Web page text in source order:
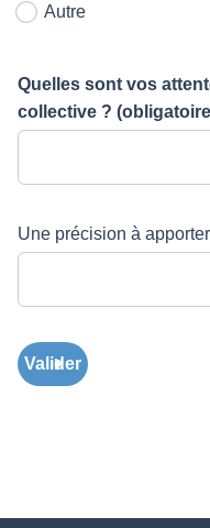
Autre
Quelles sont vos
collective ?
Une précision à
Valider